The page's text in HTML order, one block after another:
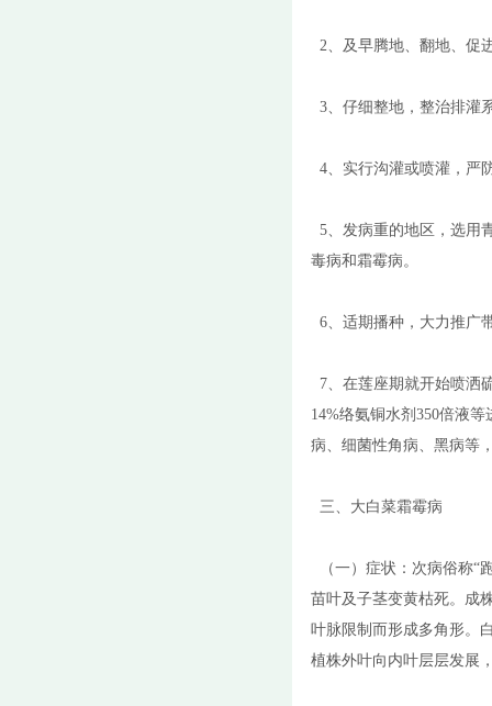
2、及早腾地、翻地、促
3、仔细整地，整治排灌
4、实行沟灌或喷灌，严
5、发病重的地区，选用
毒病和霜霉病。
6、适期播种，大力推广
7、在莲座期就开始喷洒
14%络氨铜水剂350倍液
病、细菌性角病、黑病等
三、大白菜霜霉病
（一）症状：次病俗称“
苗叶及子茎变黄枯死。成
叶脉限制而形成多角形。
植株外叶向内叶层层发展